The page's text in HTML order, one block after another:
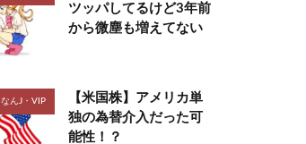
ツッパしてるけど3年前
から微塵も増えてない
なんJ・VIP
【米国株】アメリカ単
独の為替介入だった可
能性！？